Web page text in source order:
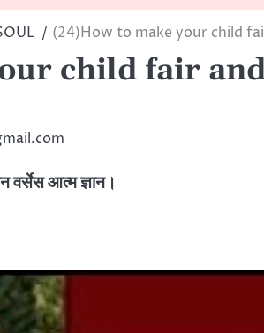
(24)How to make your child
child fair
वर्सेस आत्म ज्ञान।